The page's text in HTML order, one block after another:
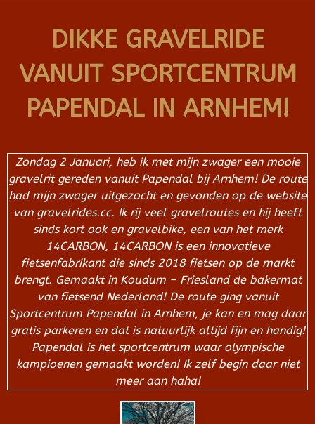
DIKKE GRAVELRIDE
VANUIT SPORTCENTRUM
PAPENDAL IN ARNHEM!
Zondag 2 Januari, heb ik met mijn zwager een mooie
gravelrit gereden vanuit Papendal bij Arnhem! De route
had mijn zwager uitgezocht en gevonden op de website
van gravelrides.cc. Ik rij veel gravelroutes en hij heeft
sinds kort ook en gravelbike, een van het merk
14CARBON, 14CARBON is een innovatieve
fietsenfabrikant die sinds 2018 fietsen op de markt
brengt. Gemaakt in Koudum – Friesland de bakermat
van fietsend Nederland! De route ging vanuit
Sportcentrum Papendal in Arnhem, je kan en mag daar
gratis parkeren en dat is natuurlijk altijd fijn en handig!
Papendal is het sportcentrum waar olympische
kampioenen gemaakt worden! Ik zelf begin daar niet
meer aan haha!